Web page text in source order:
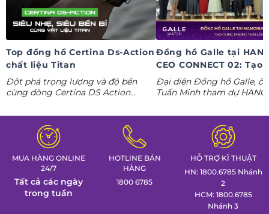
Top đồng hồ Certina Ds-Action
chất liệu Titan
Đột phá trọng lượng và độ bền
cùng dòng Certina DS Action
tác thể thao cá tính nhất trong
Tuần lễ đồng hồ Thụy Sỹ cùng
Đồng hồ Galle!
Đồng hồ Galle tại
CEO CONNECT 02: Tạo
phong thái lãnh đạo kỷ
nguyên AI
Đại diện Đồng hồ Galle,
Tuấn Minh tham dự
gian trưng bày đồng hồ
định hình phong thái lãnh
MUA HÀNG ONLINE
24/7
Tất cả các ngày
trong tuần
HOTLINE BÁN
HÀNG
1800 6785
HỖ TRỢ KĨ THUẬT
HN: 1800.6785 Nhánh
2
HCM: 1800.6785
Nhánh 3